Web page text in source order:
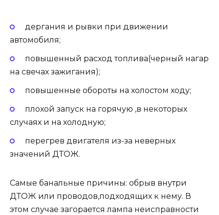
дергания и рывки при движении
автомобиля;
повышенный расход топлива(черный нагар
на свечах зажигания);
повышенные обороты на холостом ходу;
плохой запуск на горячую ,в некоторых
случаях и на холодную;
перегрев двигателя из-за неверных
значений ДТОЖ.
Самые банальные причины: обрыв внутри
ДТОЖ или проводов,подходящих к нему. В
этом случае загорается лампа неисправности